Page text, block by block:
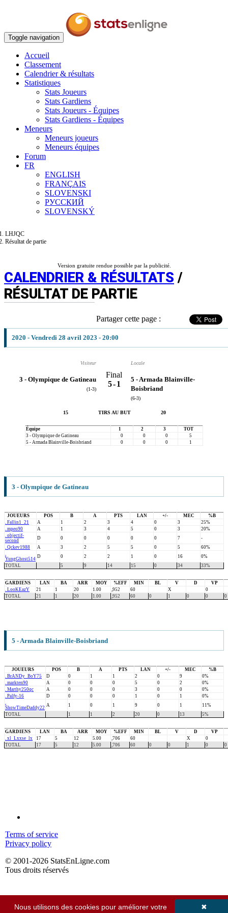
Toggle navigation
Accueil
Classement
Calendrier & résultats
Statistiques
Stats Joueurs
Stats Gardiens
Stats Joueurs - Équipes
Stats Gardiens - Équipes
Meneurs
Meneurs joueurs
Meneurs équipes
Forum
FR
ENGLISH
FRANÇAIS
SLOVENSKI
РУССКИЙ
SLOVENSKÝ
LHJQC
Résultat de partie
Version gratuite rendue possible par la publicité.
CALENDRIER & RÉSULTATS /
RÉSULTAT DE PARTIE
Partager cette page :
2020 - Vendredi 28 avril 2023 - 20:00
Visiteur
3 - Olympique de Gatineau
(1-3)
Final
5-1
Locale
5 - Armada Blainville-
Boisbriand
(6-3)
15 TIRS AU BUT 20
Équipe 1 2 3
TOT
3 - Olympique de Gatineau
0 0 0
5
5 - Armada Blainville-Boisbriand
0 0 0 1
3 - Olympique de Gatineau
JOUEURS POS B A PTS LAN +/- MEC
%B
. Fallin1_21
A 1 2 3 4 0 3
25%
. mpeo90
A 1 3 4 5 0 3
20%
. objectif-
second
D 0 0 0 0 0 7
-
. Qckev1988
A 3 2 5 5 0 5
60%
.
YungGhost514 D 0 2 2 1 0 16
0%
TOTAL
5 9 14 15 0 34 33%
GARDIENS LAN BA ARR MOY %EFF MIN BL V D
VP
. LooKEazY
21 1 20 1.00 ,952 60 X
0
TOTAL
21 1 20 1.00 ,952 60 0 1 0 0 0
5 - Armada Blainville-Boisbriand
JOUEURS POS B A PTS LAN +/- MEC
%B
. BrANDy_BoY75
D 0 1 1 2 0 9
0%
. markten90
A 0 0 0 5 0 2
0%
. Marthy250qc
A 0 0 0 3 0 0
0%
. Palfy-16
D 0 0 0 1 0 1
0%
.
ShowTimeDaddy22 A 1 0 1 9 0 1
11%
TOTAL
1 1 2 20 0 13 5%
GARDIENS LAN BA ARR MOY %EFF MIN BL V D
VP
. xl_Lxxse_lx
17 5 12 5.00 ,706 60 X
0
TOTAL
17 5 12 5.00 ,706 60 0 0 1 0 0
Terms of service
Privacy policy
© 2001-2026 StatsEnLigne.com
Tous droits réservés
✖
Nous utilisons des cookies pour améliorer votre